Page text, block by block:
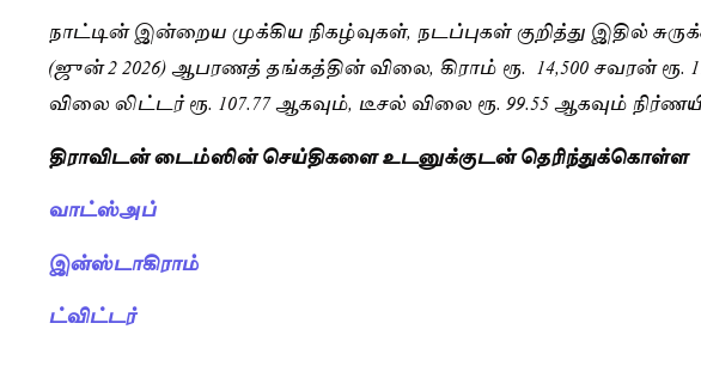
நாட்டின் இன்றைய முக்கிய நிகழ்வுகள், நடப்புகள் குறித்து இதில்
(ஜுன் 2 2026) ஆபரணத் தங்கத்தின் விலை, கிராம் ரூ. 14,500 சவரன்
விலை லிட்டர் ரூ. 107.77 ஆகவும், டீசல் விலை ரூ. 99.55 ஆகவும்
திராவிடன் டைம்ஸின் செய்திகளை உடனுக்குடன் தெரிந்துக்கொள்ள
வாட்ஸ்அப்
இன்ஸ்டாகிராம்
ட்விட்டர்